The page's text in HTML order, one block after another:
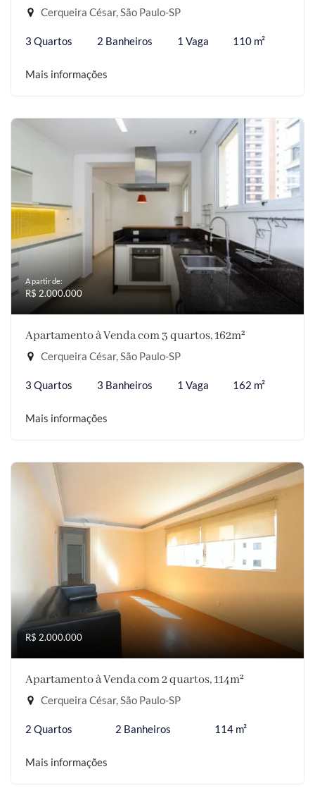
Cerqueira César, São Paulo-SP
3 Quartos 2 Banheiros 1 Vaga 110 m²
Mais informações
A partir de:
R$ 2.000.000
Apartamento à Venda com 3 quartos, 162m²
Cerqueira César, São Paulo-SP
3 Quartos 3 Banheiros 1 Vaga 162 m²
Mais informações
R$ 2.000.000
Apartamento à Venda com 2 quartos, 114m²
Cerqueira César, São Paulo-SP
2 Quartos 2 Banheiros 114 m²
Mais informações